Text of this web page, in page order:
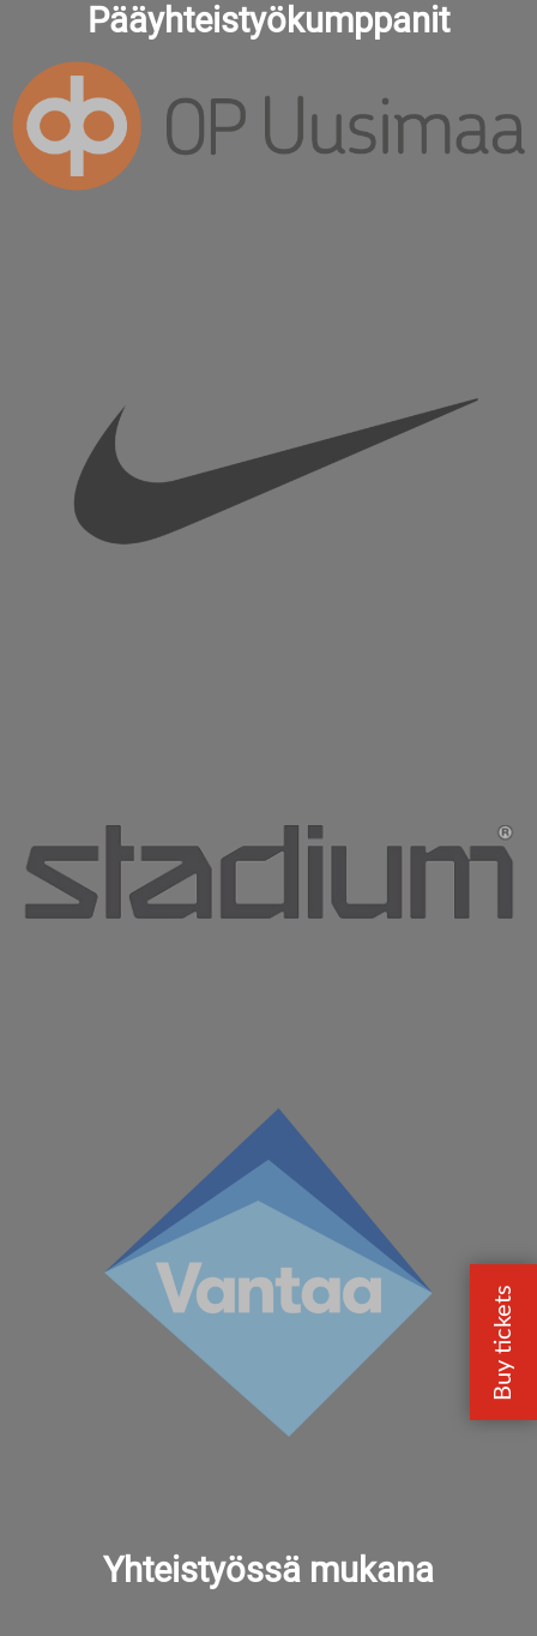
Pääyhteistyökumppanit
Yhteistyössä mukana